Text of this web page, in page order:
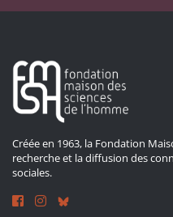
Créée en 1963, la Fondation
recherche et la diffusion des
sociales.